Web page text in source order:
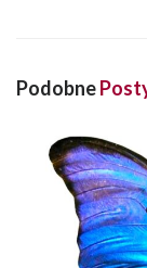
Podobne